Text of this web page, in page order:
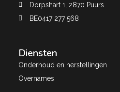
Dorpshart 1, 2870 Puurs
BE0417 277 568
Diensten
Onderhoud en herstellingen
Overnames